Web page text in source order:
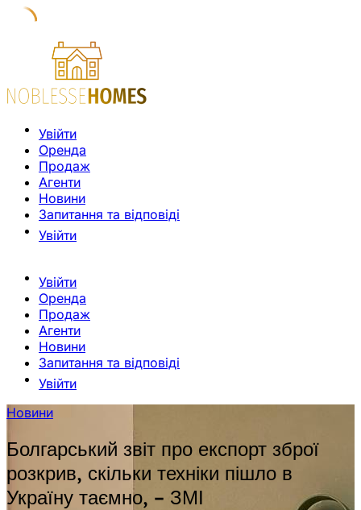
Увійти
Оренда
Продаж
Агенти
Новини
Запитання та відповіді
Увійти
Увійти
Оренда
Продаж
Агенти
Новини
Запитання та відповіді
Увійти
Новини
Болгарський звіт про експорт зброї
розкрив, скільки техніки пішло в
Україну таємно, – ЗМІ